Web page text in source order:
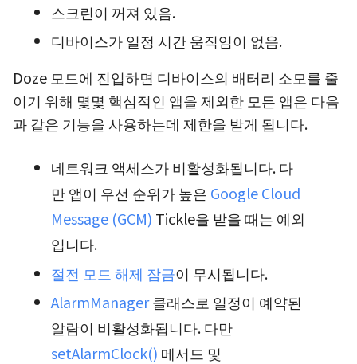
스크린이 꺼져 있음.
디바이스가 일정 시간 움직임이 없음.
Doze 모드에 진입하면 디바이스의 배터리 소모를 줄
이기 위해 몇몇 핵심적인 앱을 제외한 모든 앱은 다음
과 같은 기능을 사용하는데 제한을 받게 됩니다.
네트워크 액세스가 비활성화됩니다. 다
만 앱이 우선 순위가 높은 Google Cloud
Message (GCM) Tickle을 받을 때는 예외
입니다.
절전 모드 해제 잠금이 무시됩니다.
AlarmManager클래스로 일정이 예약된
알람이 비활성화됩니다. 다만
setAlarmClock() 메서드 및